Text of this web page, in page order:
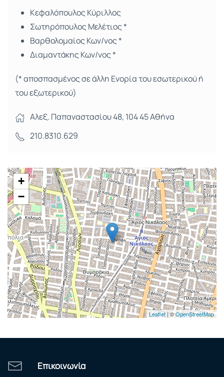
Κεφαλόπουλος Κύριλλος
Σωτηρόπουλος Μελέτιος *
Βαρθολομαίος Κων/νος *
Διαμαντάκης Κων/νος *
(* αποσπασμένος σε άλλη Ενορία του εσωτερικού ή
του εξωτερικού)
Αλεξ. Παπαναστασίου 48, 104 45 Αθήνα
210.8310.629
+
−
Leaflet| ©OpenStreetMap
Επικοινωνία